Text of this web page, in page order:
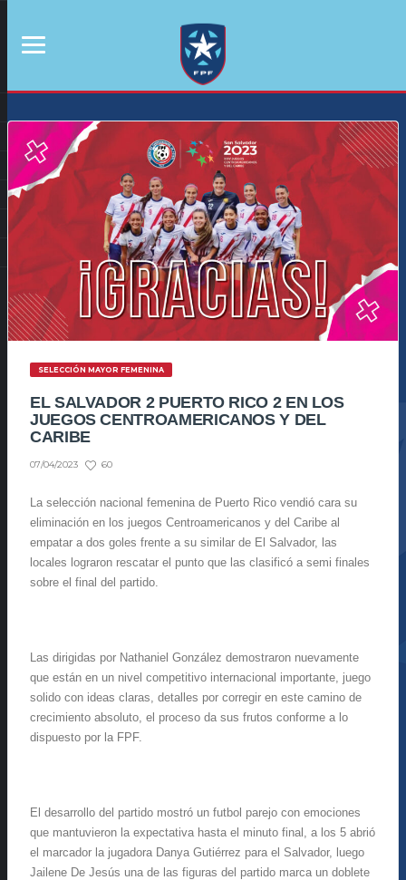
SELECCIÓN MAYOR FEMENINA
EL SALVADOR 2 PUERTO RICO 2 EN LOS
JUEGOS CENTROAMERICANOS Y DEL
CARIBE
07/04/2023 60
La selección nacional femenina de Puerto Rico vendió cara su
eliminación en los juegos Centroamericanos y del Caribe al
empatar a dos goles frente a su similar de El Salvador, las
locales lograron rescatar el punto que las clasificó a semi finales
sobre el final del partido.
Las dirigidas por Nathaniel González demostraron nuevamente
que están en un nivel competitivo internacional importante, juego
solido con ideas claras, detalles por corregir en este camino de
crecimiento absoluto, el proceso da sus frutos conforme a lo
dispuesto por la FPF.
El desarrollo del partido mostró un futbol parejo con emociones
que mantuvieron la expectativa hasta el minuto final, a los 5 abrió
el marcador la jugadora Danya Gutiérrez para el Salvador, luego
Jailene De Jesús una de las figuras del partido marca un doblete